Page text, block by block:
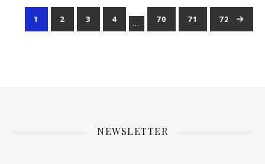
1 2 3 4 … 70 71 72
NEWSLETTER